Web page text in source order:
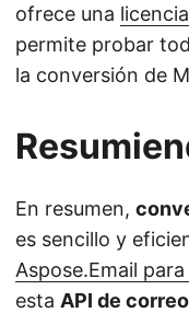
ofrece una
permite probar
la conversión de
En resumen,
es sencillo y
Aspose.Email
esta API de